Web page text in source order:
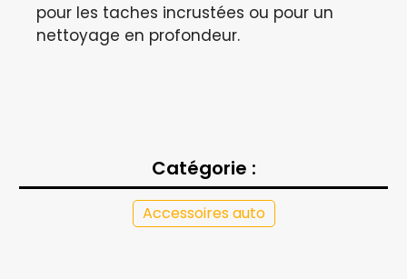
pour les taches incrustées ou pour un
nettoyage en profondeur.
Catégorie :
Accessoires auto